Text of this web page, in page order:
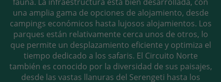
fauna. La infraestructura está bien desarrollada, con
una amplia gama de opciones de alojamiento, desde
campings económicos hasta lujosos alojamientos. Los
parques están relativamente cerca unos de otros, lo
que permite un desplazamiento eficiente y optimiza el
tiempo dedicado a los safaris. El Circuito Norte
también es conocido por la diversidad de sus paisajes,
desde las vastas llanuras del Serengeti hasta los